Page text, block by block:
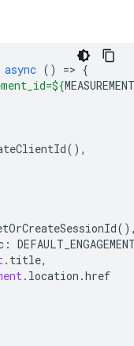
async () => {
${
(),
:
. title,
. location .href